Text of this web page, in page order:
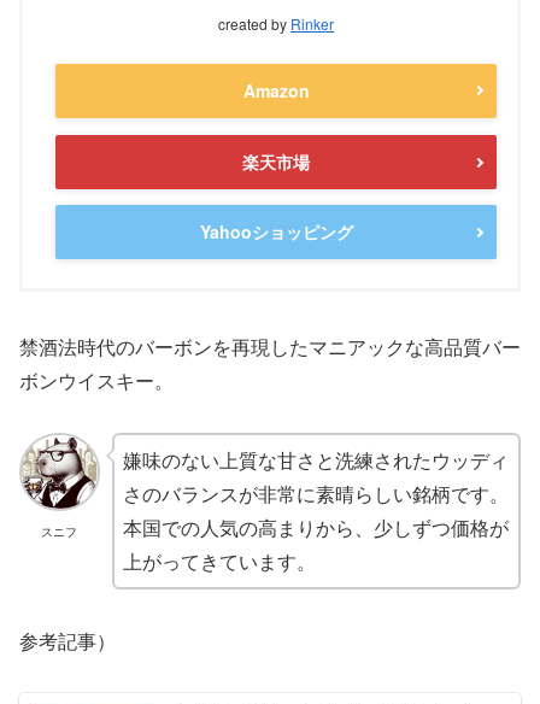
created by Rinker
Amazon
楽天市場
Yahooショッピング
禁酒法時代のバーボンを再現したマニアックな高品質バー
ボンウイスキー。
スニフ
嫌味のない上質な甘さと洗練されたウッディ
さのバランスが非常に素晴らしい銘柄です。
本国での人気の高まりから、少しずつ価格が
上がってきています。
参考記事）